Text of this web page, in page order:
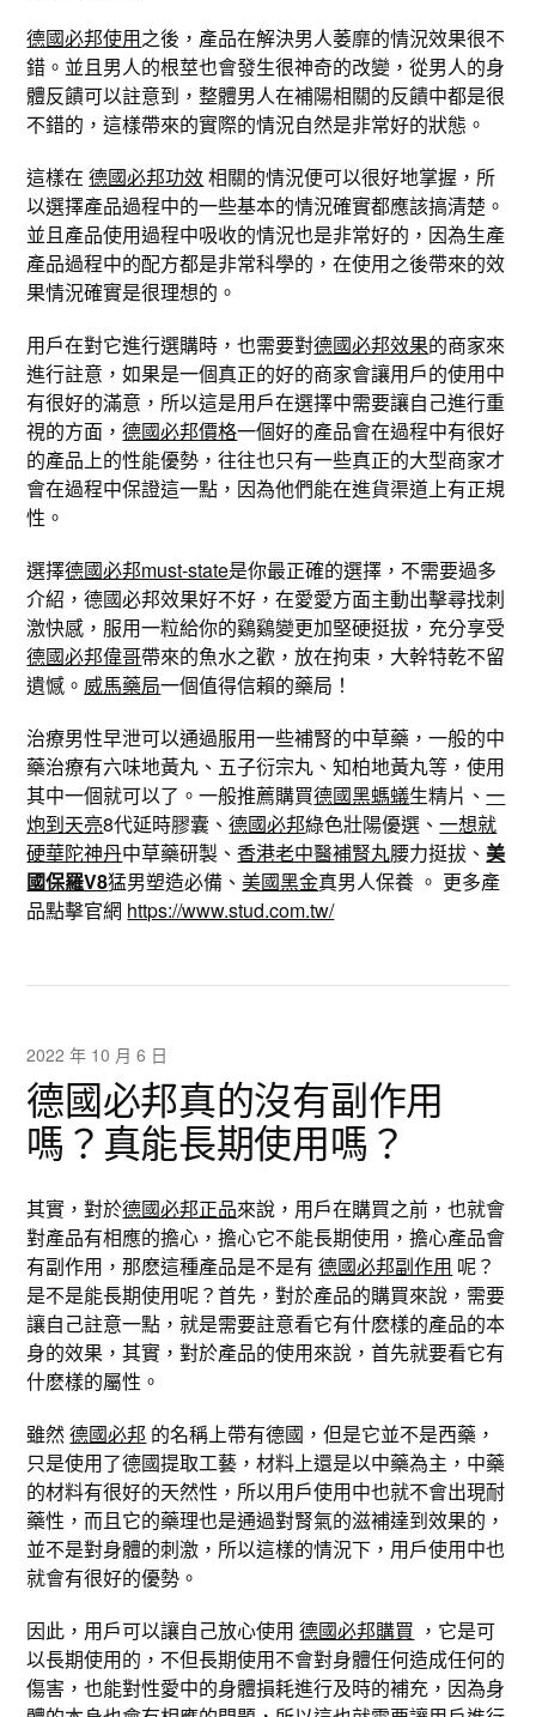
德國必邦使用之後，產品在解決男人萎靡的情況效果很不
錯。並且男人的根莖也會發生很神奇的改變，從男人的身
體反饋可以註意到，整體男人在補陽相關的反饋中都是很
不錯的，這樣帶來的實際的情況自然是非常好的狀態。
這樣在德國必邦功效相關的情況便可以很好地掌握，所
以選擇產品過程中的一些基本的情況確實都應該搞清楚。
並且產品使用過程中吸收的情況也是非常好的，因為生產
產品過程中的配方都是非常科學的，在使用之後帶來的效
果情況確實是很理想的。
用戶在對它進行選購時，也需要對德國必邦效果的商家來
進行註意，如果是一個真正的好的商家會讓用戶的使用中
有很好的滿意，所以這是用戶在選擇中需要讓自己進行重
視的方面，德國必邦價格一個好的產品會在過程中有很好
的產品上的性能優勢，往往也只有一些真正的大型商家才
會在過程中保證這一點，因為他們能在進貨渠道上有正規
性。
選擇德國必邦must-state是你最正確的選擇，不需要過多
介紹，德國必邦效果好不好，在愛愛方面主動出擊尋找刺
激快感，服用一粒給你的鷄鷄變更加堅硬挺拔，充分享受
德國必邦偉哥帶來的魚水之歡，放在拘束，大幹特乾不留
遺憾。 威馬藥局一個值得信賴的藥局！
治療男性早泄可以通過服用一些補腎的中草藥，一般的中
藥治療有六味地黃丸、五子衍宗丸、知柏地黃丸等，使用
其中一個就可以了。一般推薦購買德國黑螞蟻生精片、一
炮到天亮8代延時膠囊、德國必邦綠色壯陽優選、一想就
硬華陀神丹中草藥研製、香港老中醫補腎丸腰力挺拔、美
國保羅V8猛男塑造必備、美國黑金真男人保養 。 更多產
品點擊官網 https://www.stud.com.tw/
2022 年 10 月 6 日
德國必邦真的沒有副作用
嗎？真能長期使用嗎？
其實，對於德國必邦正品來說，用戶在購買之前，也就會
對產品有相應的擔心，擔心它不能長期使用，擔心產品會
有副作用，那麽這種產品是不是有德國必邦副作用 呢？
是不是能長期使用呢？首先，對於產品的購買來說，需要
讓自己註意一點，就是需要註意看它有什麽樣的產品的本
身的效果，其實，對於產品的使用來說，首先就要看它有
什麽樣的屬性。
雖然德國必邦 的名稱上帶有德國，但是它並不是西藥，
只是使用了德國提取工藝，材料上還是以中藥為主，中藥
的材料有很好的天然性，所以用戶使用中也就不會出現耐
藥性，而且它的藥理也是通過對腎氣的滋補達到效果的，
並不是對身體的刺激，所以這樣的情況下，用戶使用中也
就會有很好的優勢。
因此，用戶可以讓自己放心使用德國必邦購買 ，它是可
以長期使用的，不但長期使用不會對身體任何造成任何的
傷害，也能對性愛中的身體損耗進行及時的補充，因為身